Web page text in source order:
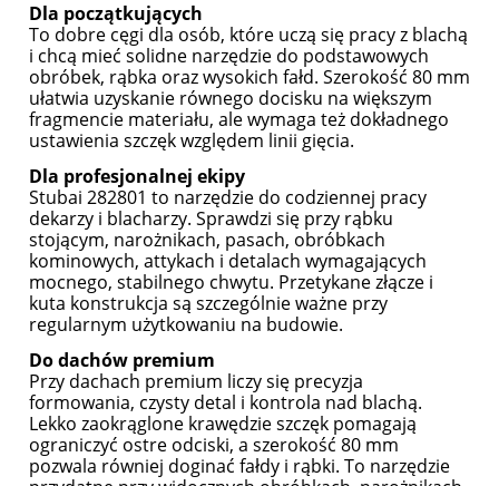
Dla początkujących
To dobre cęgi dla osób, które uczą się pracy z blachą
i chcą mieć solidne narzędzie do podstawowych
obróbek, rąbka oraz wysokich fałd. Szerokość 80 mm
ułatwia uzyskanie równego docisku na większym
fragmencie materiału, ale wymaga też dokładnego
ustawienia szczęk względem linii gięcia.
Dla profesjonalnej ekipy
Stubai 282801 to narzędzie do codziennej pracy
dekarzy i blacharzy. Sprawdzi się przy rąbku
stojącym, narożnikach, pasach, obróbkach
kominowych, attykach i detalach wymagających
mocnego, stabilnego chwytu. Przetykane złącze i
kuta konstrukcja są szczególnie ważne przy
regularnym użytkowaniu na budowie.
Do dachów premium
Przy dachach premium liczy się precyzja
formowania, czysty detal i kontrola nad blachą.
Lekko zaokrąglone krawędzie szczęk pomagają
ograniczyć ostre odciski, a szerokość 80 mm
pozwala równiej doginać fałdy i rąbki. To narzędzie